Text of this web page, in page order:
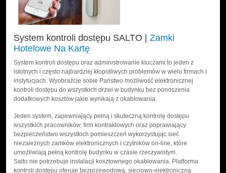
System kontroli dostępu SALTO | Zamki
Hotelowe Na Kartę
System kontroli dostępu oraz administrowanie kluczami to jeden z
istotnych i często najbardziej kłopotliwych problemów w wielu firmach i
instytucjach. Wyobraźcie sobie Państwo możliwość elektronicznej
kontroli dostępu do wszystkich drzwi w budynku bez ponoszenia
dodatkowych kosztów jakie wynikają z okablowania.
Jeden system, zapewniający pełną i skuteczną kontrolę dostępu
wszystkich pracowników, firm kontraktowych oraz poprawiający
bezpieczeństwo wszystkich pomieszczeń wykorzystując sieć
niezależnych zamków elektronicznych i czytników on-line, które
umożliwiają pełną kontrolę budynku w czasie rzeczywistym.
Salto nie potrzebuje instalacji kosztownego okablowania. Platforma
kontroli dostępu oferuje bezprzewodową, sieciowo-elektroniczną